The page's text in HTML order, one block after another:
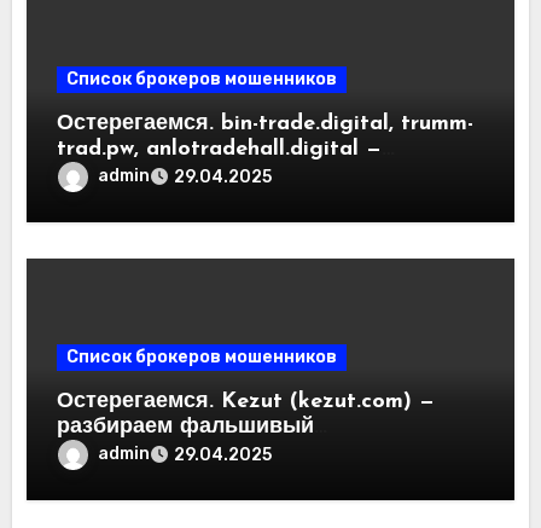
Список брокеров мошенников
Остерегаемся. bin-trade.digital, trumm-
trad.pw, anlotradehall.digital —
разоблачение фальшивых
криптобирж. Как вернуть деньги.
Отзывы пользователей
admin 29.04.2025
Список брокеров мошенников
Остерегаемся. Kezut (kezut.com) —
разбираем фальшивый
криптовалютный обменник. Как
вернуть деньги. Отзывы
пользователей
admin 29.04.2025